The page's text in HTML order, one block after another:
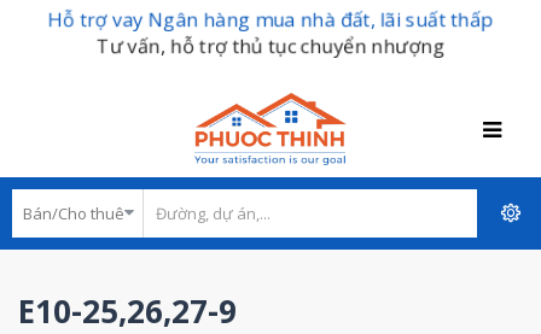
Hỗ trợ vay Ngân hàng mua nhà đất, lãi suất thấp
Tư vấn, hỗ trợ thủ tục chuyển nhượng
E10-25,26,27-9